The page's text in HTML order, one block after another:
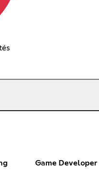
Game Developer